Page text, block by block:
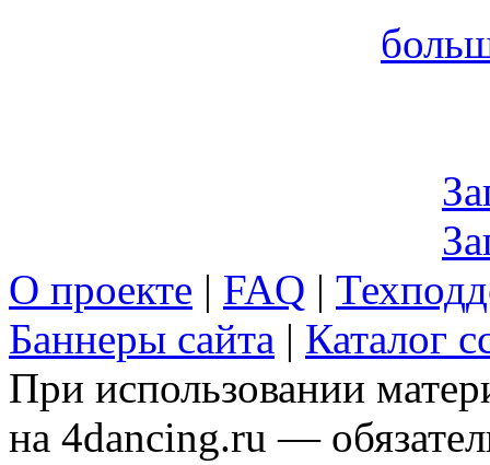
О проекте | FAQ |
Баннеры сайта | Каталог
При использовании
на 4dancing.ru —